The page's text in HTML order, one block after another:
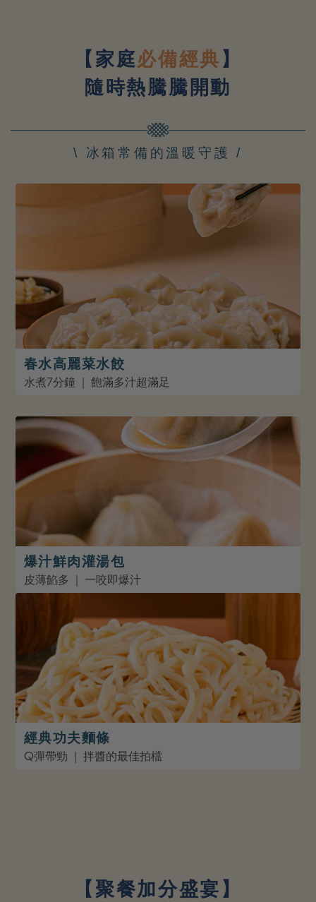
【家庭必備經典 】
隨時熱騰騰開動
\ 冰箱常備的溫暖守護 /
春水高麗菜水餃
水煮7分鐘 ｜ 飽滿多汁超滿足
爆汁鮮肉灌湯包
皮薄餡多 ｜ 一咬即爆汁
經典功夫麵條
Q彈帶勁 ｜ 拌醬的最佳拍檔
【聚餐加分盛宴】